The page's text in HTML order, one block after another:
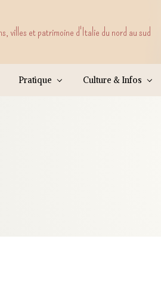
villes et patrimoine d'Italie du nord au sud
Pratique Culture & Infos